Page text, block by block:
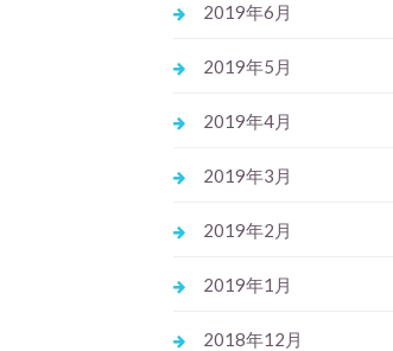
2019年6月
2019年5月
2019年4月
2019年3月
2019年2月
2019年1月
2018年12月